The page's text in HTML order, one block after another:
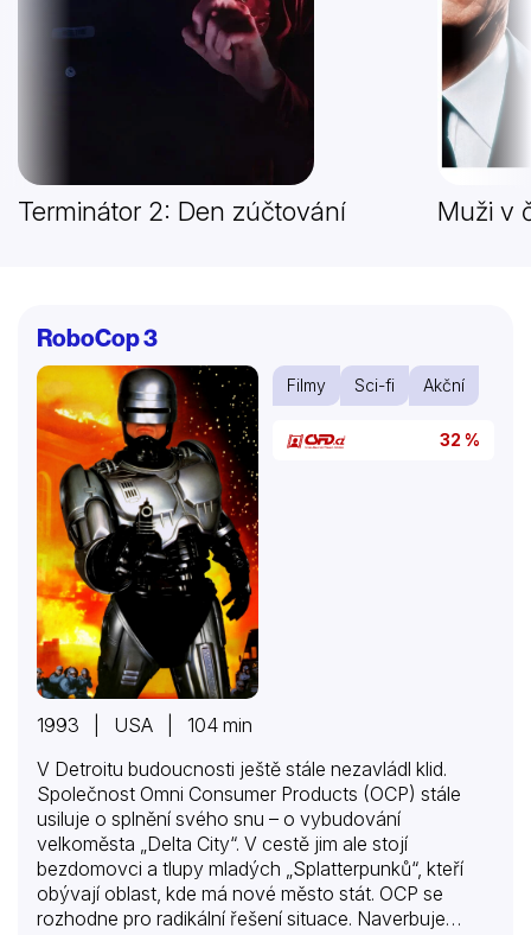
Terminátor 2: Den zúčtování Muži v
RoboCop 3
Filmy Sci-fi Akční
32 %
1993 | USA | 104 min
V Detroitu budoucnosti ještě stále nezavládl klid.
Společnost Omni Consumer Products (OCP) stále
usiluje o splnění svého snu – o vybudování
velkoměsta „Delta City“. V cestě jim ale stojí
bezdomovci a tlupy mladých „Splatterpunků“, kteří
obývají oblast, kde má nové město stát. OCP se
rozhodne pro radikální řešení situace. Naverbuje